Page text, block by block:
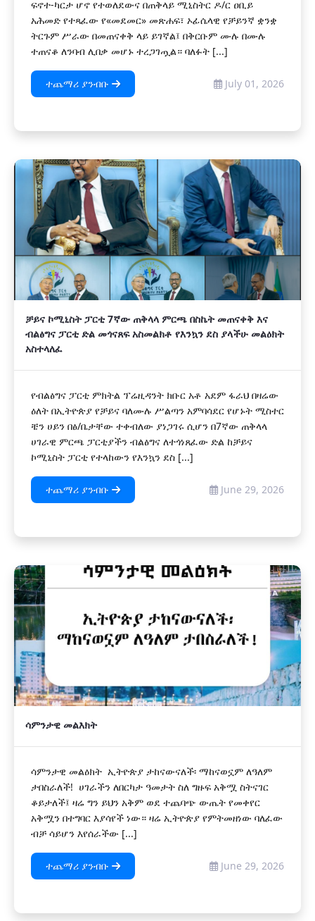
ፍኖተ-ካርታ ሆኖ የተወለደውና በጠቅላይ ሚኒስትር ዶ/ር ዐቢይ
አሕመድ የተጻፈው የ«መደመር» መጽሐፍ፣ ኦፊሴላዊ የቻይንኛ ቋንቋ
ትርጉም ሥራው በመጠናቀቅ ላይ ይገኛል፤ በቅርቡም ሙሉ በሙሉ
ተጠናቆ ለንባብ ሊበቃ መሆኑ ተረጋገጧል። ባለፉት [...]
ተጨማሪ ያንብቡ July 01, 2026
ቻይና ኮሚኒስት ፓርቲ 7ኛው ጠቅላላ ምርጫ በስኬት መጠናቀቅ እና
ብልፅግና ፓርቲ ድል መጎናጸፍ አስመልክቶ የእንኳን ደስ ያላችሁ መልዕክት
አስተላለፈ
የብልፅግና ፓርቲ ምክትል ፕሬዚዳንት ክቡር አቶ አደም ፋራህ በዛሬው
ዕለት በኢትዮጵያ የቻይና ባለሙሉ ሥልጣን አምባሳደር የሆኑት ሚስተር
ቼን ሀይን በፅ/ቤታቸው ተቀብለው ያነጋገሩ ሲሆን በ7ኛው ጠቅላላ
ሀገራዊ ምርጫ ፓርቲያችን ብልፅግና ለተጎነጸፈው ድል ከቻይና
ኮሚኒስት ፓርቲ የተላከውን የእንኳን ደስ [...]
ተጨማሪ ያንብቡ June 29, 2026
ሳምንታዊ መልእክት
ሳምንታዊ መልዕክት ኢትዮጵያ ታከናውናለች፡ ማከናወኗም ለዓለም
ታበስራለች! ሀገራችን ለበርካታ ዓመታት ስለ ግዙፍ አቅሟ ስትናገር
ቆይታለች፤ ዛሬ ግን ይህን አቅም ወደ ተጨባጭ ውጤት የመቀየር
አቅሟን በተግባር እያሳየች ነው። ዛሬ ኢትዮጵያ የምትመዘነው ባለፈው
ብቻ ሳይሆን እየሰራችው [...]
ተጨማሪ ያንብቡ June 29, 2026